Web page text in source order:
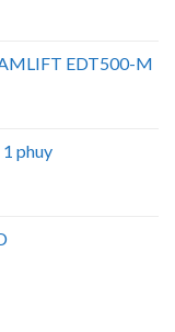
EDT500-M
phuy